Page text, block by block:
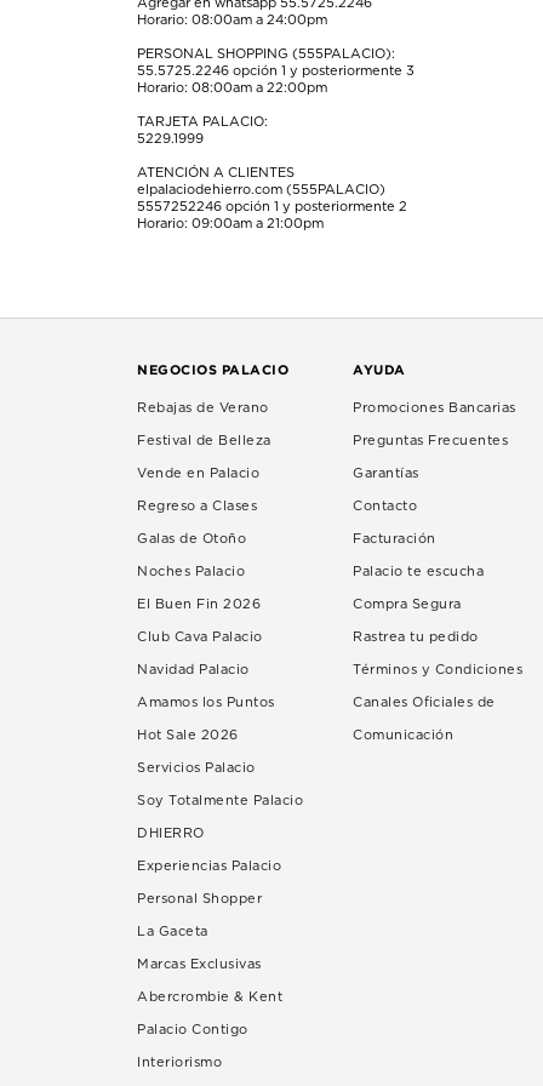
Agregar en whatsapp 55.5725.2246
Horario: 08:00am a 24:00pm
PERSONAL SHOPPING (555PALACIO):
55.5725.2246 opción 1 y posteriormente 3
Horario: 08:00am a 22:00pm
TARJETA PALACIO:
5229.1999
ATENCIÓN A CLIENTES
elpalaciodehierro.com (555PALACIO)
5557252246 opción 1 y posteriormente 2
Horario: 09:00am a 21:00pm
NEGOCIOS PALACIO
Rebajas de Verano
Festival de Belleza
Vende en Palacio
Regreso a Clases
Galas de Otoño
Noches Palacio
El Buen Fin 2026
Club Cava Palacio
Navidad Palacio
Amamos los Puntos
Hot Sale 2026
Servicios Palacio
Soy Totalmente Palacio
DHIERRO
Experiencias Palacio
Personal Shopper
La Gaceta
Marcas Exclusivas
Abercrombie & Kent
Palacio Contigo
Interiorismo
AYUDA
Promociones Bancarias
Preguntas Frecuentes
Garantías
Contacto
Facturación
Palacio te escucha
Compra Segura
Rastrea tu pedido
Términos y Condiciones
Canales Oficiales de
Comunicación